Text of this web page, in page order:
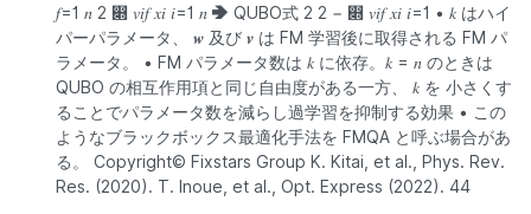
𝑓=1 𝑛 2 ෍ 𝑣𝑖𝑓 𝑥𝑖 𝑖=1 𝑛 ➔ QUBO式 2 2 − ෍ 𝑣𝑖𝑓 𝑥𝑖 𝑖=1 • 𝑘 はハイ
パーパラメータ、 𝒘 及び 𝒗 は FM 学習後に取得される FM パ
ラメータ。 • FM パラメータ数は 𝑘 に依存。𝑘 = 𝑛 のときは
QUBO の相互作用項と同じ自由度がある一方、 𝑘 を 小さくす
ることでパラメータ数を減らし過学習を抑制する効果 • この
ようなブラックボックス最適化手法を FMQA と呼ぶ場合があ
る。 Copyright© Fixstars Group K. Kitai, et al., Phys. Rev.
Res. (2020). T. Inoue, et al., Opt. Express (2022). 44